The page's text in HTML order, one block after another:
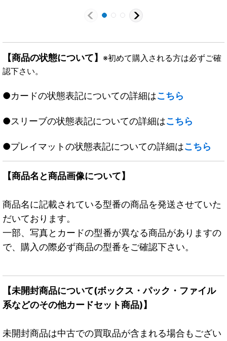
【商品の状態について】 ※初めて購入される方は必ずご確
認下さい。
●カードの状態表記についての詳細はこちら
●スリーブの状態表記についての詳細はこちら
●プレイマットの状態表記についての詳細はこちら
【商品名と商品画像について】
商品名に記載されている型番の商品を発送させていた
だいております。
一部、写真とカードの型番が異なる商品がありますの
で、購入の際必ず商品の型番をご確認下さい。
【未開封商品について(ボックス・パック・ファイル
系などのその他カードセット商品)】
未開封商品は中古での買取品が含まれる場合もござい